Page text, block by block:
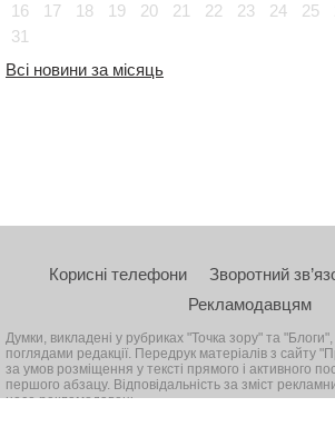
16
17 18 19 20 21 22 23 24 25
31
Всі новини за місяць
Корисні телефони Зворотний
Рекламодавцям
Думки, викладені у рубриках "Точка зору" та "Блоги",
поглядами редакції. Передрук матеріалів з сайту
за умов розміщення у тексті прямого і активного
першого абзацу. Відповідальність за зміст
несе рекламодавець